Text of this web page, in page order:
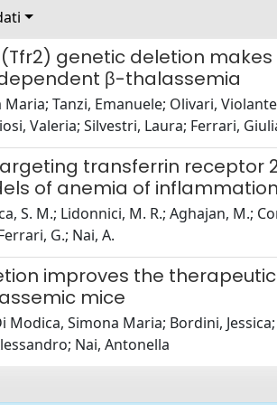
genetic deletion
β-thalassemia
Tanzi, Emanuele; Olivari,
Valeria; Silvestri, Laura; Ferrari,
transferrin receptor
of anemia of
S. M.; Lidonnici, M. R.; Aghajan, M.;
G.; Nai, A.
improves the
mice
Modica, Simona Maria; Bordini,
Nai, Antonella